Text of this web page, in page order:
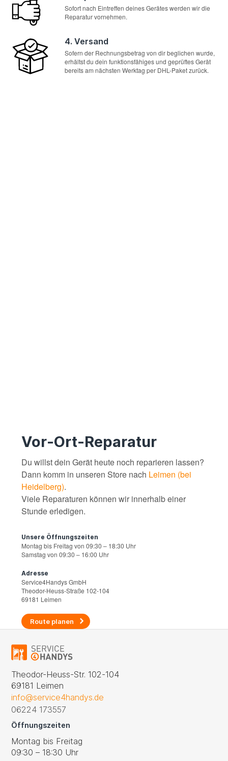
Sofort nach Eintreffen deines Gerätes werden wir die
Reparatur vornehmen.
4. Versand
Sofern der Rechnungsbetrag von dir beglichen wurde,
erhältst du dein funktionsfähiges und geprüftes Gerät
bereits am nächsten Werktag per DHL-Paket zurück.
Vor-Ort-Reparatur
Du willst dein Gerät heute noch reparieren lassen?
Dann komm in unseren Store nach Leimen (bei
Heidelberg).
Viele Reparaturen können wir innerhalb einer
Stunde erledigen.
Unsere Öffnungszeiten
Montag bis Freitag von 09:30 – 18:30 Uhr
Samstag von 09:30 – 16:00 Uhr
Adresse
Service4Handys GmbH
Theodor-Heuss-Straße 102-104
69181 Leimen
Route planen
Theodor-Heuss-Str. 102-104
69181 Leimen
info@service4handys.de
06224 173557
Öffnungszeiten
Montag bis Freitag
09:30 – 18:30 Uhr